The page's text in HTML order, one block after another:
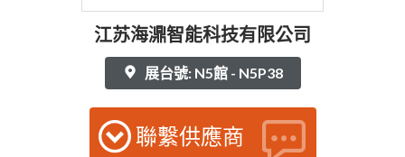
江苏海濎智能科技有限公司
展台號: N5館 - N5P38
聯繫供應商